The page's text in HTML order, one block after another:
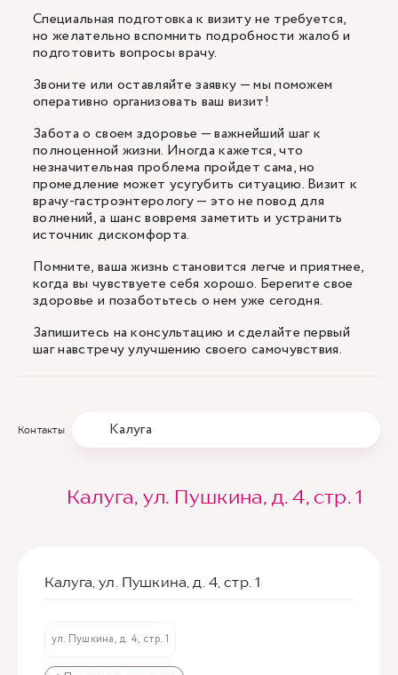
Специальная подготовка к визиту не требуется,
но желательно вспомнить подробности жалоб и
подготовить вопросы врачу.
Звоните или оставляйте заявку — мы поможем
оперативно организовать ваш визит!
Забота о своем здоровье — важнейший шаг к
полноценной жизни. Иногда кажется, что
незначительная проблема пройдет сама, но
промедление может усугубить ситуацию. Визит к
врачу-гастроэнтерологу — это не повод для
волнений, а шанс вовремя заметить и устранить
источник дискомфорта.
Помните, ваша жизнь становится легче и приятнее,
когда вы чувствуете себя хорошо. Берегите свое
здоровье и позаботьтесь о нем уже сегодня.
Запишитесь на консультацию и сделайте первый
шаг навстречу улучшению своего самочувствия.
Контакты Калуга
Калуга, ул. Пушкина, д. 4, стр. 1
Калуга, ул. Пушкина, д. 4, стр. 1
ул. Пушкина, д. 4, стр. 1